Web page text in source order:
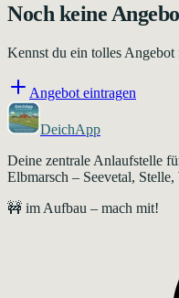
Noch keine
Kennst du ein tolles Angebot
Angebot eintragen
DeichApp
Deine zentrale Anlaufstelle
Elbmarsch – Seevetal,
🚧 im Aufbau – mach mit!